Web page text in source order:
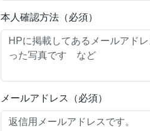
本人確認方法（必須）
メールアドレス（必須）